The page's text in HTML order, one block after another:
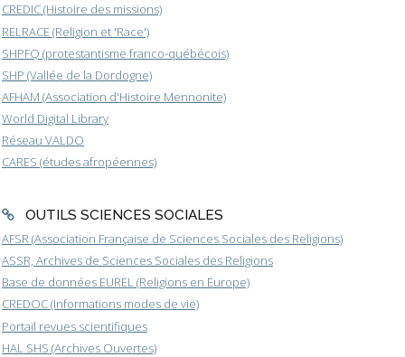
CREDIC (Histoire des missions)
RELRACE (Religion et 'Race')
SHPFQ (protestantisme franco-québécois)
SHP (Vallée de la Dordogne)
AFHAM (Association d'Histoire Mennonite)
World Digital Library
Réseau VALDO
CARES (études afropéennes)
OUTILS SCIENCES SOCIALES
AFSR (Association Française de Sciences Sociales des Religions)
ASSR, Archives de Sciences Sociales des Religions
Base de données EUREL (Religions en Europe)
CREDOC (Informations modes de vie)
Portail revues scientifiques
HAL SHS (Archives Ouvertes)